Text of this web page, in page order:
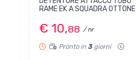
RAME EK A SQUADRA OTTONE
€ 10,88 / nr
Pronto in 3giorni